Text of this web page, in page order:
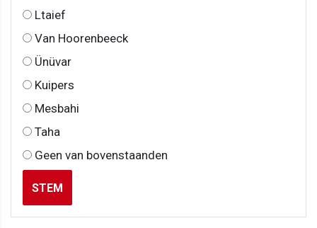
Ltaief
Van Hoorenbeeck
Ünüvar
Kuipers
Mesbahi
Taha
Geen van bovenstaanden
STEM